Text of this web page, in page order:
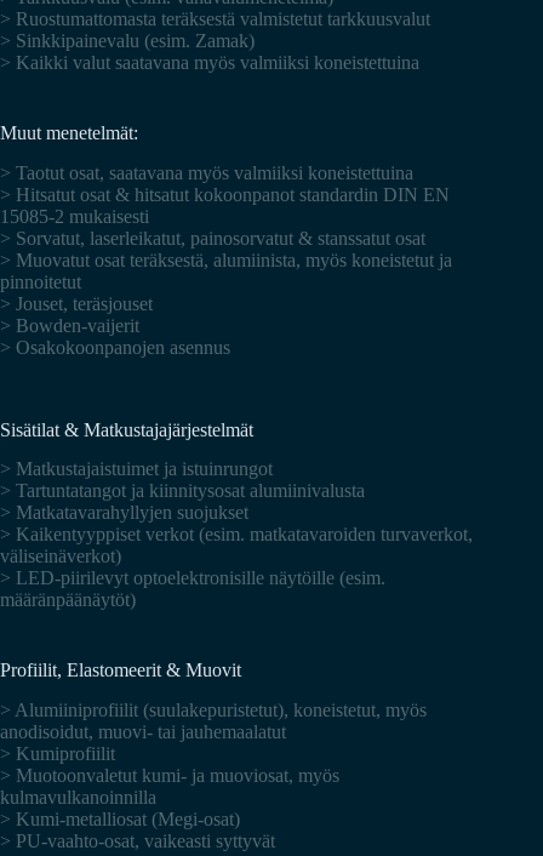
> Ruostumattomasta teräksestä valmistetut tarkkuusvalut
> Sinkkipainevalu (esim. Zamak)
> Kaikki valut saatavana myös valmiiksi koneistettuina
Muut menetelmät:
> Taotut osat, saatavana myös valmiiksi koneistettuina
> Hitsatut osat & hitsatut kokoonpanot standardin DIN EN
15085-2 mukaisesti
> Sorvatut, laserleikatut, painosorvatut & stanssatut osat
> Muovatut osat teräksestä, alumiinista, myös koneistetut ja
pinnoitetut
> Jouset, teräsjouset
> Bowden-vaijerit
> Osakokoonpanojen asennus
Sisätilat & Matkustajajärjestelmät
> Matkustajaistuimet ja istuinrungot
> Tartuntatangot ja kiinnitysosat alumiinivalusta
> Matkatavarahyllyjen suojukset
> Kaikentyyppiset verkot (esim. matkatavaroiden turvaverkot,
väliseinäverkot)
> LED-piirilevyt optoelektronisille näytöille (esim.
määränpäänäytöt)
Profiilit, Elastomeerit & Muovit
> Alumiiniprofiilit (suulakepuristetut), koneistetut, myös
anodisoidut, muovi- tai jauhemaalatut
> Kumiprofiilit
> Muotoonvaletut kumi- ja muoviosat, myös
kulmavulkanoinnilla
> Kumi-metalliosat (Megi-osat)
> PU-vaahto-osat, vaikeasti syttyvät